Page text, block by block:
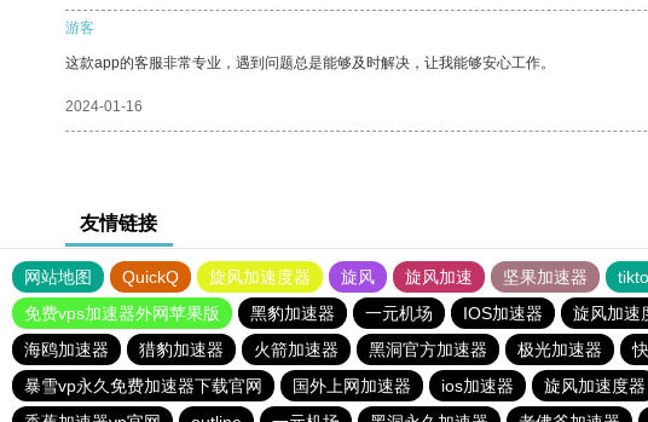
游客
这款app的客服非常专业，遇到问题总是能够及时解决，让我能够安心工作。
2024-01-16
友情链接
网站地图 QuickQ 旋风加速度器 旋风 旋风加速 坚果加速器
免费vps加速器外网苹果版
黑豹加速器 一元机场 IOS加速器 旋风加速
海鸥加速器
猎豹加速器 火箭加速器 黑洞官方加速器 极光加速器
暴雪vp永久免费加速器下载官网
国外上网加速器 ios加速器 旋风加速度器